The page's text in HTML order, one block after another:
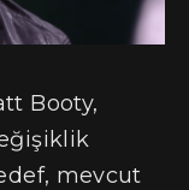
Booty,
mevcut